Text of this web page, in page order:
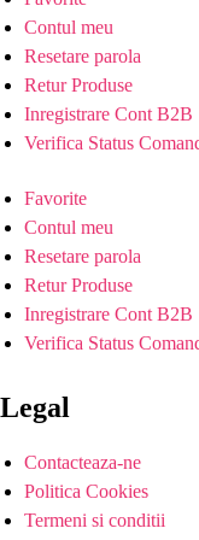
Contul meu
Resetare parola
Retur Produse
Inregistrare Cont B2B
Verifica Status
Favorite
Contul meu
Resetare parola
Retur Produse
Inregistrare Cont B2B
Verifica Status
Legal
Contacteaza-ne
Politica Cookies
Termeni si conditii